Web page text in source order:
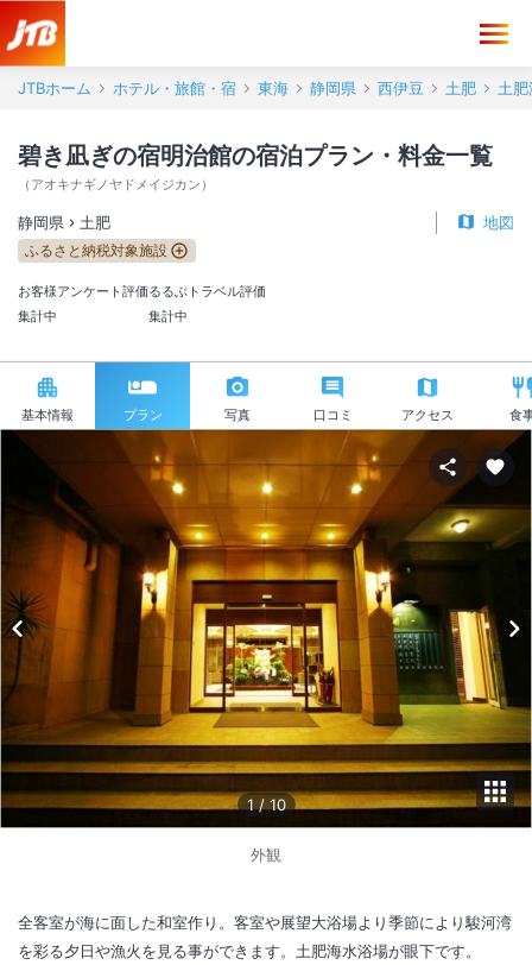
JTBホーム ホテル・旅館・宿 東海 静岡県 西伊豆 土肥 土
碧き凪ぎの宿明治館の宿泊プラン・料金一覧
（ アオキナギノヤドメイジカン ）
静岡県 土肥 地図
ふるさと納税対象施設
お客様アンケート評価
集計中
るるぶトラベル評価
集計中
基本情報 プラン 写真 口コミ アクセス 食
1 / 10
外観
全客室が海に面した和室作り。客室や展望大浴場より季節により駿河湾
を彩る夕日や漁火を見る事ができます。土肥海水浴場が眼下です。